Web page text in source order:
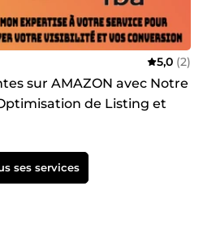
5,0 (2)
sur AMAZON avec Notre
de Listing et
ses services